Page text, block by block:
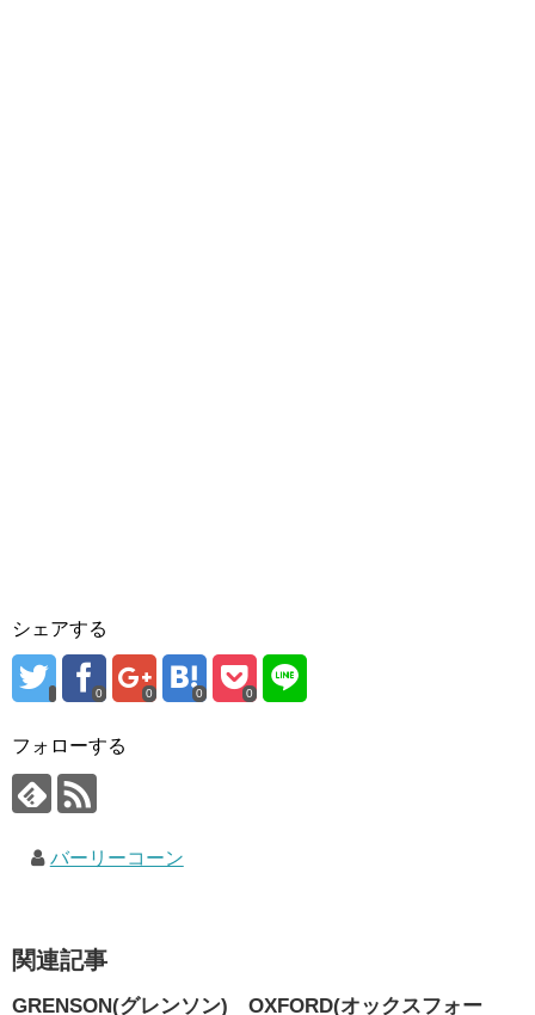
シェアする
0 0 0 0
フォローする
バーリーコーン
関連記事
GRENSON(グレンソン) OXFORD(オックスフォー